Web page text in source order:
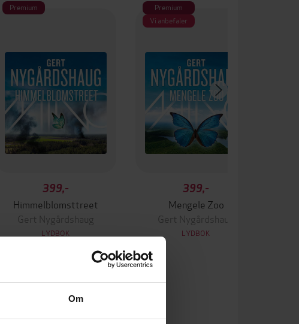
Om
Premium
399,-
Himmelblomsttreet
Gert Nygårdshaug
LYDBOK
Premium
Vi anbefaler
399,-
Mengele Zoo
Gert Nygårdshaug
LYDBOK